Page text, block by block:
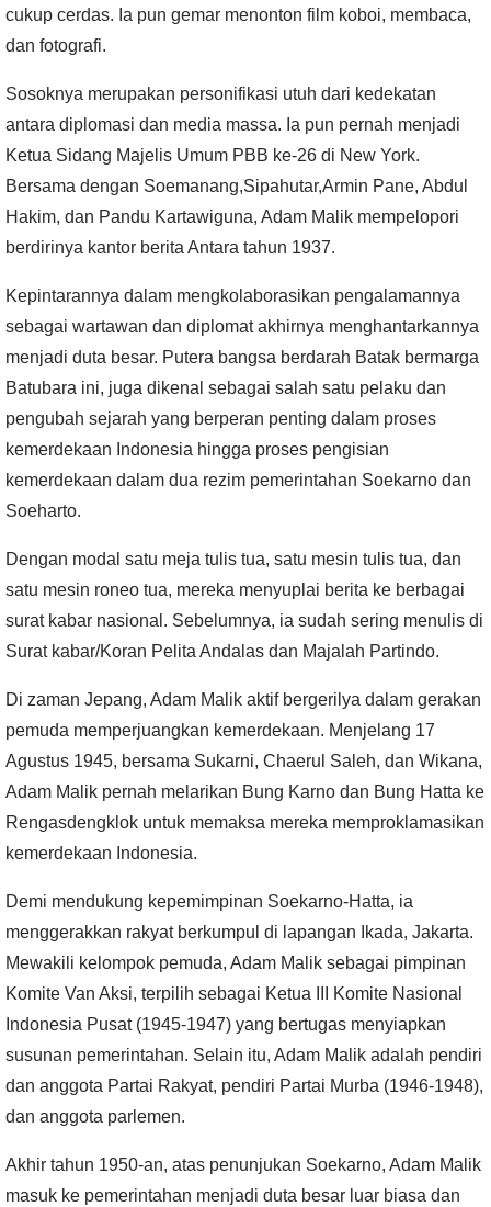
cukup cerdas. Ia pun gemar menonton film koboi, membaca,
dan fotografi.
Sosoknya merupakan personifikasi utuh dari kedekatan
antara diplomasi dan media massa. Ia pun pernah menjadi
Ketua Sidang Majelis Umum PBB ke-26 di New York.
Bersama dengan Soemanang,Sipahutar,Armin Pane, Abdul
Hakim, dan Pandu Kartawiguna, Adam Malik mempelopori
berdirinya kantor berita Antara tahun 1937.
Kepintarannya dalam mengkolaborasikan pengalamannya
sebagai wartawan dan diplomat akhirnya menghantarkannya
menjadi duta besar. Putera bangsa berdarah Batak bermarga
Batubara ini, juga dikenal sebagai salah satu pelaku dan
pengubah sejarah yang berperan penting dalam proses
kemerdekaan Indonesia hingga proses pengisian
kemerdekaan dalam dua rezim pemerintahan Soekarno dan
Soeharto.
Dengan modal satu meja tulis tua, satu mesin tulis tua, dan
satu mesin roneo tua, mereka menyuplai berita ke berbagai
surat kabar nasional. Sebelumnya, ia sudah sering menulis di
Surat kabar/Koran Pelita Andalas dan Majalah Partindo.
Di zaman Jepang, Adam Malik aktif bergerilya dalam gerakan
pemuda memperjuangkan kemerdekaan. Menjelang 17
Agustus 1945, bersama Sukarni, Chaerul Saleh, dan Wikana,
Adam Malik pernah melarikan Bung Karno dan Bung Hatta ke
Rengasdengklok untuk memaksa mereka memproklamasikan
kemerdekaan Indonesia.
Demi mendukung kepemimpinan Soekarno-Hatta, ia
menggerakkan rakyat berkumpul di lapangan Ikada, Jakarta.
Mewakili kelompok pemuda, Adam Malik sebagai pimpinan
Komite Van Aksi, terpilih sebagai Ketua III Komite Nasional
Indonesia Pusat (1945-1947) yang bertugas menyiapkan
susunan pemerintahan. Selain itu, Adam Malik adalah pendiri
dan anggota Partai Rakyat, pendiri Partai Murba (1946-1948),
dan anggota parlemen.
Akhir tahun 1950-an, atas penunjukan Soekarno, Adam Malik
masuk ke pemerintahan menjadi duta besar luar biasa dan